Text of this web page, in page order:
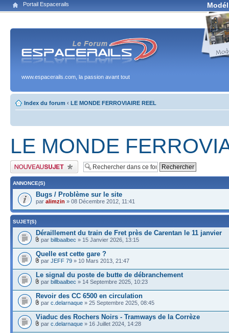
Portail Espacerails
www.espacerails.com, la passion avant tout
Index du forum ‹ LE MONDE FERROVIAIRE REEL
LE MONDE
Publier un nouveau sujet
ANNONCE(S)
Bugs / Problème sur le site
par alimzin » 08 Décembre 2012, 11:41
SUJET(S)
Déraillement du train de Fret près de Carentan le 11 janvier
par billbaalbec » 15 Janvier 2026, 13:15
Quelle est cette gare ?
par JEFF 79 » 10 Mars 2013, 21:47
Le signal du poste de butte de débranchement
par billbaalbec » 14 Septembre 2025, 10:23
Revoir des CC 6500 en circulation
par c.delarnaque » 25 Septembre 2025, 08:45
Viaduc des Rochers Noirs - Tramways de la Corrèze
par c.delarnaque » 16 Juillet 2024, 14:28